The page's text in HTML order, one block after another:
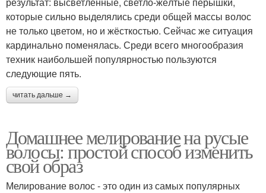
которые сильно выделялись среди общей массы волос
не только цветом, но и жёсткостью. Сейчас же ситуация
кардинально поменялась. Среди всего многообразия
техник наибольшей популярностью пользуются
следующие пять.
читать дальше →
Домашнее мелирование на русые
волосы: простой способ изменить
свой образ
Мелирование волос - это один из самых популярных